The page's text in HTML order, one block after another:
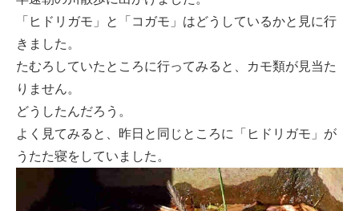
「ヒドリガモ」と「コガモ」はどうしているかと見に行
きました。
たむろしていたところに行ってみると、カモ類が見当た
りません。
どうしたんだろう。
よく見てみると、昨日と同じところに「ヒドリガモ」が
うたた寝をしていました。